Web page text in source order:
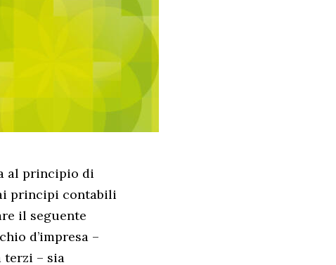
al principio di
principi contabili
il seguente
d’impresa –
terzi – sia